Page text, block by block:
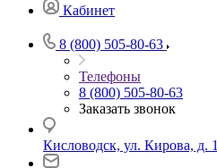
Кабинет
8 (800) 505-80-63
Телефоны
8 (800) 505-80-63
Заказать звонок
Кисловодск, ул. Кирова, д. 1